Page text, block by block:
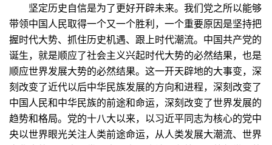
坚定历史自信是为了更好开辟未来。我们党之所以能够
带领中国人民取得一个又一个胜利，一个重要原因是坚持把
握时代大势、抓住历史机遇、跟上时代潮流。中国共产党的
诞生，就是顺应了社会主义兴起时代大势的必然结果，也是
顺应世界发展大势的必然结果。这一开天辟地的大事变，深
刻改变了近代以后中华民族发展的方向和进程，深刻改变了
中国人民和中华民族的前途和命运，深刻改变了世界发展的
趋势和格局。党的十八大以来，以习近平同志为核心的党中
央以世界眼光关注人类前途命运，从人类发展大潮流、世界